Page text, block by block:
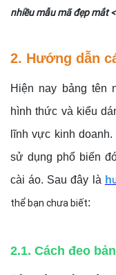
nhiều mẫu mã đẹp mắt
2. Hướng dẫn
Hiện nay bảng tên
hình thức và kiểu
lĩnh vực kinh
sử dụng phổ biến
cài áo. Sau đây là h
thể bạn chưa biết:
2.1. Cách đeo